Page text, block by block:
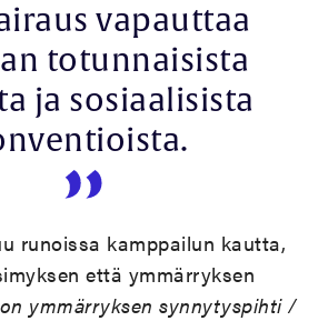
vapauttaa
totunnaisista
ja sosiaalisista
runoissa kamppailun kautta,
että ymmärryksen
ymmärryksen synnytyspihti /